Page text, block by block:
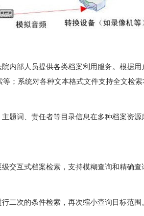
内部人员提供各类档案利用服务。根据
；系统对各种文本格式文件支持全文检索
题词、责任者等目录信息在多种档案资
交互式档案检索，支持模糊查询和精确查
二次的条件检索，再次缩小查询目标范围